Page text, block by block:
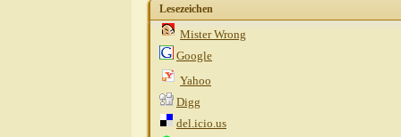
Lesezeichen
Mister Wrong
Google
Yahoo
Digg
del.icio.us